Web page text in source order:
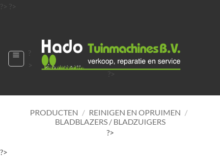
?> ?>
?>
?
PRODUCTEN / REINIGEN EN OPRUIMEN /
BLADBLAZERS / BLADZUIGERS
?>
?>